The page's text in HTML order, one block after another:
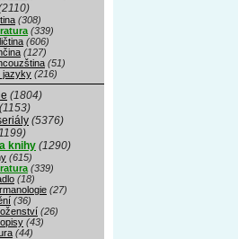
(308)
(339)
(606)
(127)
(51)
jazyky (216)
(1804)
(1153)
(5376)
knihy (1290)
(615)
(339)
(18)
(27)
(36)
(26)
(43)
(44)